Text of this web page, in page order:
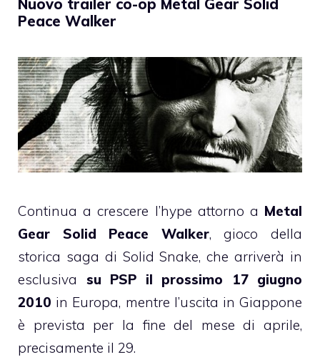
Nuovo trailer co-op Metal Gear Solid
Peace Walker
Continua a crescere l’hype attorno a Metal
Gear Solid Peace Walker, gioco della
storica saga di Solid Snake, che arriverà in
esclusiva su PSP il prossimo 17 giugno
2010 in Europa, mentre l’uscita in Giappone
è prevista per la fine del mese di aprile,
precisamente il 29.